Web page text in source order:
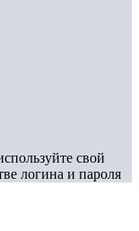
свой
логина и пароля